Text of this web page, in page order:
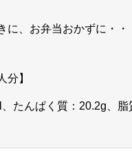
に、お弁当おかずに・
分】
たんぱく質：20.2g、